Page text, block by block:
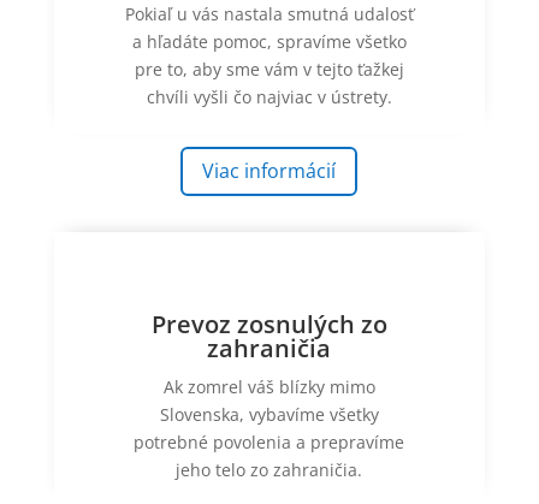
Pokiaľ u vás nastala smutná udalosť
a hľadáte pomoc, spravíme všetko
pre to, aby sme vám v tejto ťažkej
chvíli vyšli čo najviac v ústrety.
Viac informácií
Prevoz zosnulých zo
zahraničia
Ak zomrel váš blízky mimo
Slovenska, vybavíme všetky
potrebné povolenia a prepravíme
jeho telo zo zahraničia.